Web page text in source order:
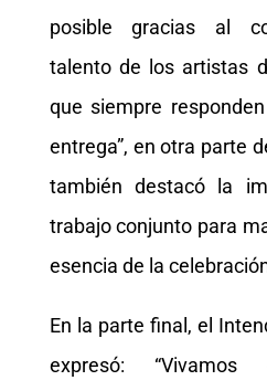
posible gracias al
talento de los artistas
que siempre
entrega”, en otra parte
también destacó la
trabajo conjunto para
esencia de la
En la parte final, el
expresó: